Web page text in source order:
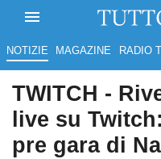
NOTIZIE MAGAZINE RADIO
TWITCH -
live su
pre gara di